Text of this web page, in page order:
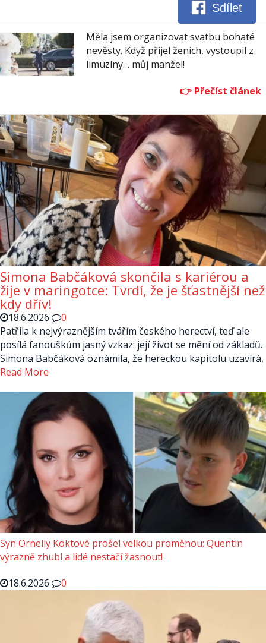
Sdílet
Měla jsem organizovat svatbu bohaté
nevěsty. Když přijel ženich, vystoupil z
limuzíny… můj manžel!
Simona Babčáková skončila s kariérou a
žije v maringotce: Tvrdí, že je šťastnější než
kdy dřív!
18.6.2026
0
Patřila k nejvýraznějším tvářím českého herectví, teď ale
posílá fanouškům jasný vzkaz: její život se mění od základů.
Simona Babčáková oznámila, že hereckou kapitolu uzavírá,
Read More
Syn Ornelly Koktové prošel velkou proměnou: Quentin
výrazně zhubl a lidé nestačí žasnout!
18.6.2026
0